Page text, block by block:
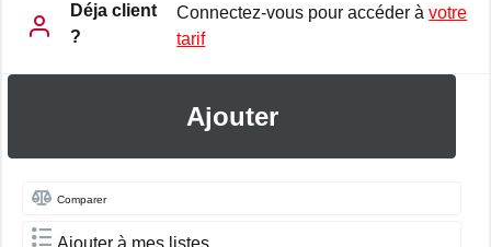
Déja client
?
Connectez-vous pour accéder àvotre
tarif
Ajouter
Comparer